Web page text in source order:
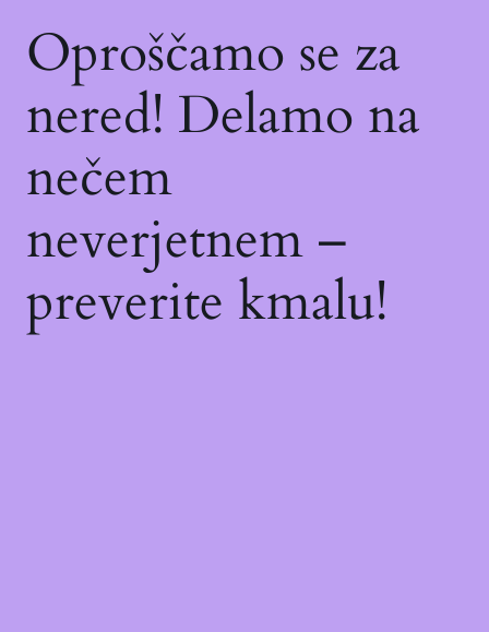
Oproščamo se za
nered! Delamo na
nečem
neverjetnem –
preverite kmalu!